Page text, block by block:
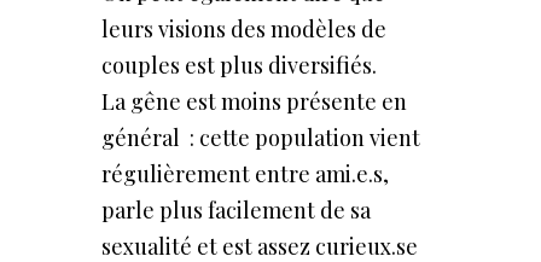
leurs visions des modèles de
couples est plus diversifiés.
La gêne est moins présente en
général : cette population vient
régulièrement entre ami.e.s,
parle plus facilement de sa
sexualité et est assez curieux.se